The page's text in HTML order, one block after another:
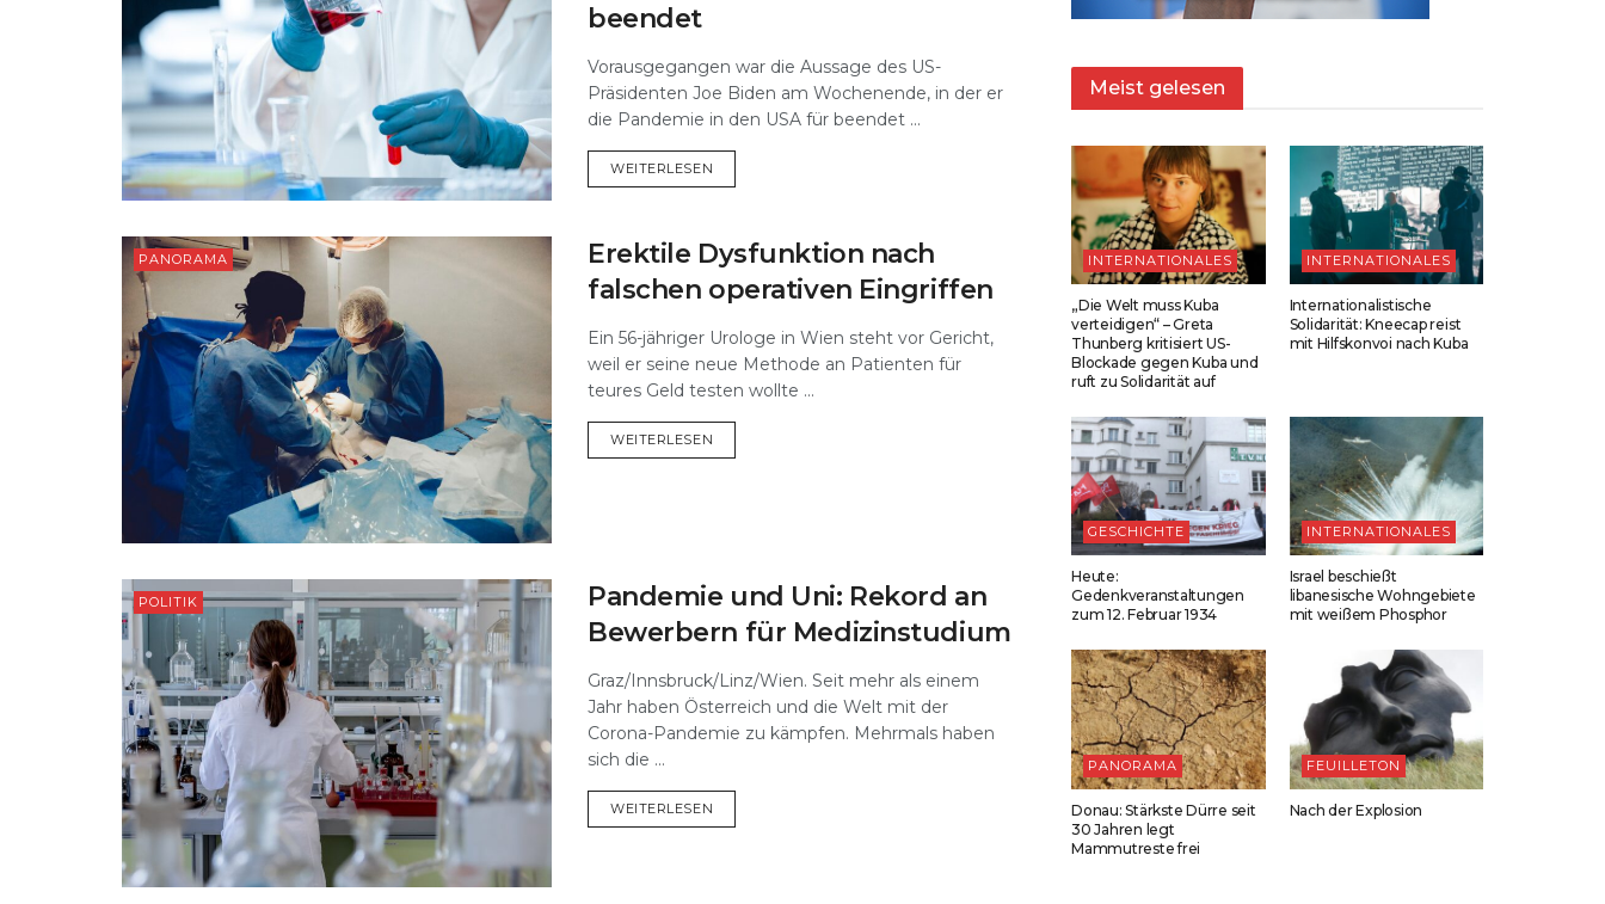
beendet
Vorausgegangen war die Aussage des US-
Präsidenten Joe Biden am Wochenende, in der er
die Pandemie in den USA für beendet ...
WEITERLESEN
PANORAMA
Erektile Dysfunktion nach
falschen operativen Eingriffen
Ein 56-jähriger Urologe in Wien steht vor Gericht,
weil er seine neue Methode an Patienten für
teures Geld testen wollte ...
WEITERLESEN
POLITIK
Pandemie und Uni: Rekord an
Bewerbern für Medizinstudium
Graz/Innsbruck/Linz/Wien. Seit mehr als einem
Jahr haben Österreich und die Welt mit der
Corona-Pandemie zu kämpfen. Mehrmals haben
sich die ...
WEITERLESEN
Meist gelesen
INTERNATIONALES
„Die Welt muss Kuba
verteidigen“ – Greta
Thunberg kritisiert US-
Blockade gegen Kuba und
ruft zu Solidarität auf
INTERNATIONALES
Internationalistische
Solidarität: Kneecap reist
mit Hilfskonvoi nach Kuba
GESCHICHTE
Heute:
Gedenkveranstaltungen
zum 12. Februar 1934
INTERNATIONALES
Israel beschießt
libanesische Wohngebiete
mit weißem Phosphor
PANORAMA
Donau: Stärkste Dürre seit
30 Jahren legt
Mammutreste frei
FEUILLETON
Nach der Explosion